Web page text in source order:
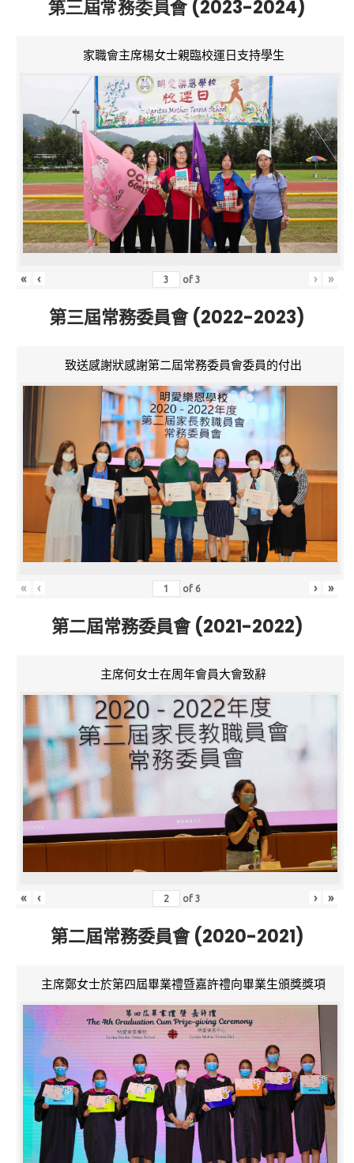
第三屆常務委員會 (2023-2024)
家職會主席楊女士親臨校運日支持學生
« ‹ of3 › »
第三屆常務委員會 (2022-2023)
致送感謝狀感謝第二屆常務委員會委員的付出
« ‹ of 6 › »
第二屆常務委員會 (2021-2022)
主席何女士在周年會員大會致辭
« ‹ of3 › »
第二屆常務委員會 (2020-2021)
主席鄭女士於第四屆畢業禮暨嘉許禮向畢業生頒獎獎項